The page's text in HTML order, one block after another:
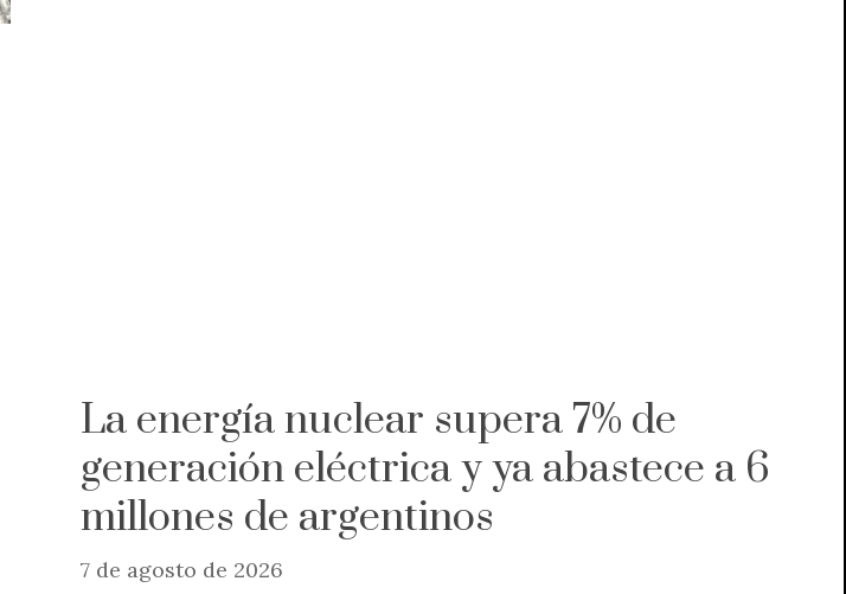
La energía nuclear supera 7% de
generación eléctrica y ya abastece a 6
millones de argentinos
7 de agosto de 2026